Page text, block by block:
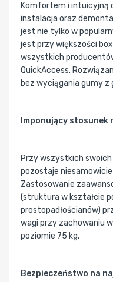
Komfortem i intuicyjną
instalacja oraz
jest nie tylko w
jest przy większości
wszystkich
QuickAccess.
bez wyciągania gumy z
Imponujący stosunek
Przy wszystkich
pozostaje
Zastosowanie
(struktura w kształcie
prostopadłościanów)
wagi przy zachowaniu
poziomie 75 kg.
Bezpieczeństwo na